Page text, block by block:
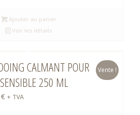
actuel
est :
Ajouter au panier
Voir les détails
CALMANT POUR
250 ML
€Le+ TVA
Vente !